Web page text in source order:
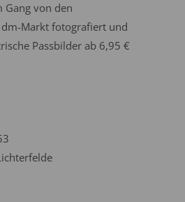
Gang von den
Markt fotografiert und
Passbilder ab 6,95 €